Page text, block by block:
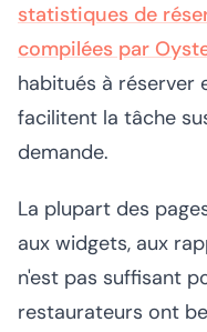
statistiques de
compilées par
habitués à réserver
facilitent la tâche
demande.
La plupart des
aux widgets, aux
n'est pas suffisant
restaurateurs ont